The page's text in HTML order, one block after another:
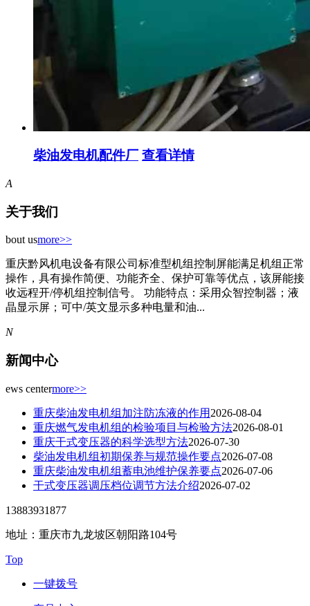
柴油发电机配件厂 查看详情
A
关于我们
bout usmore>>
重庆黔风机电设备有限公司标准型机组控制屏能满足机组正常
操作，具有操作简便、功能齐全、保护可靠等优点，该屏能接
收远程开/停机组控制信号。 功能特点：采用众智控制器；液
晶显示屏；可中/英文显示多种电量和油...
N
新闻中心
ews centermore>>
重庆柴油发电机组加注防冻液的作用 2026-08-04
重庆燃气发电机组的检验项目与检验方法2026-08-01
重庆干式变压器的科学选型方法2026-07-30
柴油发电机组初期保养与规范操作要点2026-07-08
重庆柴油发电机组蓄电池维护保养要点2026-07-06
干式变压器调压档位调节方法介绍2026-07-02
13883931877
地址：重庆市九龙坡区朝阳路104号
Top
一键拨号